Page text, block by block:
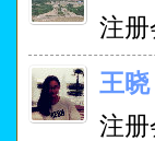
注册
王晓
注册